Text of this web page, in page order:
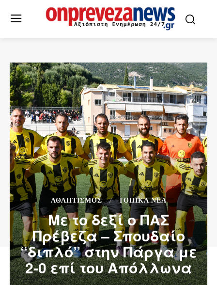
ΑΘΛΗΤΙΣΜΌΣ ΤΟΠΙΚΆ ΝΈΑ
Με το δεξί ο ΠΑΣ
Πρέβεζα – Σπουδαίο
“διπλό” στην Πάργα με
2-0 επί του Απόλλωνα